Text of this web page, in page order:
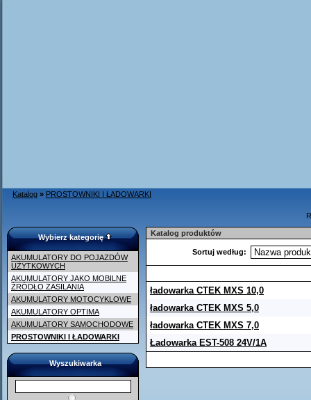
Katalog » PROSTOWNIKI I ŁADOWARKI
Wybierz kategorię
AKUMULATORY DO POJAZDÓW
UŻYTKOWYCH
AKUMULATORY JAKO MOBILNE
ŹRÓDŁO ZASILANIA
AKUMULATORY MOTOCYKLOWE
AKUMULATORY OPTIMA
AKUMULATORY SAMOCHODOWE
PROSTOWNIKI I ŁADOWARKI
Wyszukiwarka
Katalog produktów
Sortuj według:
ładowarka CTEK MXS 10,0
ładowarka CTEK MXS 5,0
ładowarka CTEK MXS 7,0
Ładowarka EST-508 24V/1A